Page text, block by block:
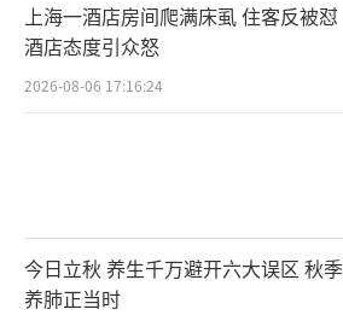
上海一酒店房间爬满床虱 住客反被怼
酒店态度引众怒
2026-08-06 17:16:24
今日立秋 养生千万避开六大误区 秋季
养肺正当时